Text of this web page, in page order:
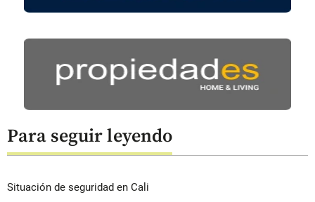
Para seguir leyendo
Situación de seguridad en Cali